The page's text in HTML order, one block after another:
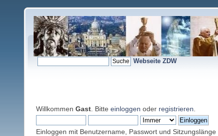
Webseite ZDW
Willkommen Gast . Bitte einloggen oder registrieren
Einloggen mit Benutzername, Passwort und Sitzungslänge